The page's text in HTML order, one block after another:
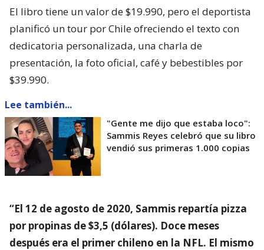
El libro tiene un valor de $19.990, pero el deportista
planificó un tour por Chile ofreciendo el texto con
dedicatoria personalizada, una charla de
presentación, la foto oficial, café y bebestibles por
$39.990.
Lee también...
"Gente me dijo que estaba loco":
Sammis Reyes celebró que su libro
vendió sus primeras 1.000 copias
“El 12 de agosto de 2020, Sammis repartía pizza
por propinas de $3,5 (dólares). Doce meses
después era el primer chileno en la NFL. El mismo